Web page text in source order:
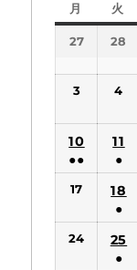
月
曜
日
火
曜
日
27 28
3 4
10
●●
(2
の
イ
11
●
(1
件
の
イ
ベ
17
18
●
(1
件
24
25
●